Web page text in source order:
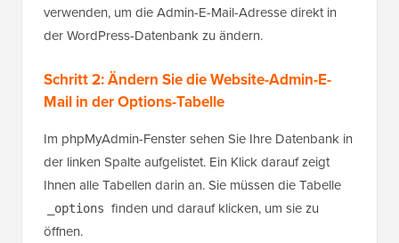
verwenden, um die Admin-E-Mail-Adresse direkt in
der WordPress-Datenbank zu ändern.
Schritt 2: Ändern Sie die Website-Admin-E-
Mail in der Options-Tabelle
Im phpMyAdmin-Fenster sehen Sie Ihre Datenbank in
der linken Spalte aufgelistet. Ein Klick darauf zeigt
Ihnen alle Tabellen darin an. Sie müssen die Tabelle
_options finden und darauf klicken, um sie zu
öffnen.